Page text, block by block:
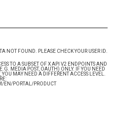
NOT FOUND. PLEASE CHECK YOUR USER ID.
TO A SUBSET OF X API V2 ENDPOINTS AND
MEDIA POST, OAUTH) ONLY. IF YOU NEED
MAY NEED A DIFFERENT ACCESS LEVEL.
EN/PORTAL/PRODUCT